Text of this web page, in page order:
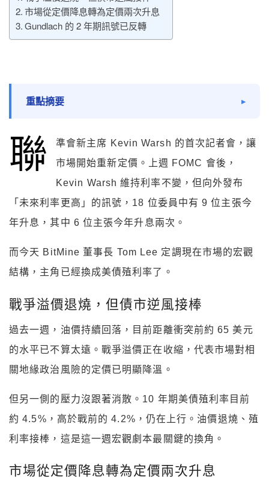
市場從定價降息轉為定價兩次升息
Gundlach 的 2 年期訊號已反轉
重點摘要
聯
準會新主席 Kevin Warsh 的首次記者會，讓
市場開始重新定價。上週 FOMC 會後，
Kevin Warsh 維持利率不變，但向外發布
「未來利率更高」的訊號，18 位委員中有 9 位主張今
年升息，其中 6 位主張今年升息兩次。
而今天 BitMine 董事長 Tom Lee 定調現在市場的宏觀
結構，主角已經換成美債殖利率了。
戰爭溢價退燒，但債市逆風接棒
過去一週，油價持續回落，目前距離衝突前約 65 美元
的水平已不算太遠。戰爭溢價正在收縮，代表市場對相
關地緣政治風險的定價已明顯降溫。
但另一側的壓力沒跟著消散。10 年期美債殖利率目前
約 4.5%，高於戰前的 4.2%，仍在上行。油價退燒、殖
利率接棒，這是這一週宏觀劇本最關鍵的換角。
市場從定價降息轉為定價兩次升息